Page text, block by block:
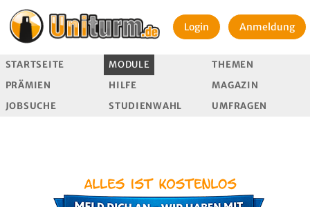
Login Anmeldung
STARTSEITE MODULE
THEMEN
PRÄMIEN
HILFE
MAGAZIN
JOBSUCHE
STUDIENWAHL UMFRAGEN